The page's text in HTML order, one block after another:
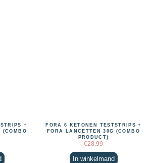
+
(COMBO
FORA 6 KETONEN TESTSTRIPS +
FORA LANCETTEN 30G (COMBO
PRODUCT)
€28.99
In winkelmand